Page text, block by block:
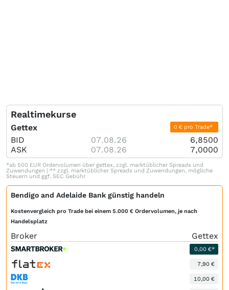
Realtimekurse
Gettex 0 € pro Trade*
BID 07.08.26
6,8500
ASK
07.08.26 7,0000
*ab 500 EUR Ordervolumen über gettex, zzgl. marktüblicher Spreads und
Zuwendungen | ** zzgl. marktüblicher Spreads und Zuwendungen, mögliche
Steuern und ggf. SEC Gebühr
Bendigo and Adelaide Bank günstig handeln
Kostenvergleich pro Trade bei einem 5.000 € Ordervolumen, je nach
Handelsplatz
Broker Gettex
0,00 €*
7,90 €
10,00 €